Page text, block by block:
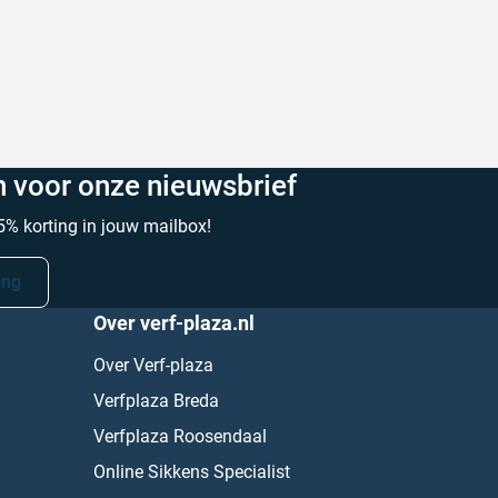
voor onze nieuwsbrief
korting in jouw mailbox!
Over verf-plaza.nl
Over Verf-plaza
Verfplaza Breda
Verfplaza Roosendaal
Online Sikkens Specialist